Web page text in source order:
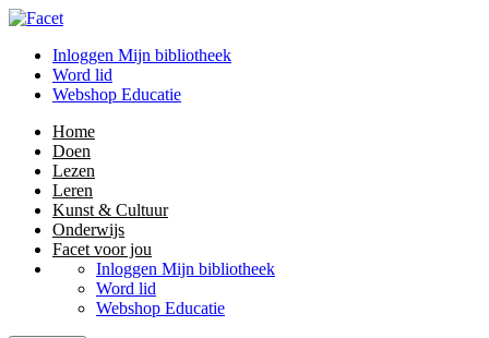
Inloggen Mijn bibliotheek
Word lid
Webshop Educatie
Home
Doen
Lezen
Leren
Kunst & Cultuur
Onderwijs
Facet voor jou
Inloggen Mijn bibliotheek
Word lid
Webshop Educatie